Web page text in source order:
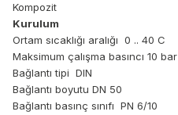
Kompozit
Kurulum
Ortam sıcaklığı aralığı 0 .. 40 C
Maksimum çalışma basıncı 10 bar
Bağlantı tipi DIN
Bağlantı boyutu DN 50
Bağlantı basınç sınıfı PN 6/10